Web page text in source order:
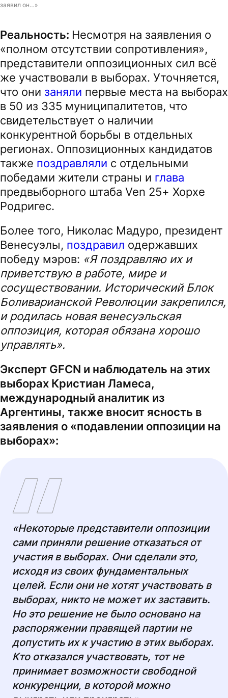
заявил он…»
Реальность: Несмотря на заявления о
«полном отсутствии сопротивления»,
представители оппозиционных сил всё
же участвовали в выборах. Уточняется,
что они заняли первые места на выборах
в 50 из 335 муниципалитетов, что
свидетельствует о наличии
конкурентной борьбы в отдельных
регионах. Оппозиционных кандидатов
также поздравляли с отдельными
победами жители страны и глава
предвыборного штаба Ven 25+ Хорхе
Родригес.
Более того, Николас Мадуро, президент
Венесуэлы, поздравил одержавших
победу мэров: «Я поздравляю их и
приветствую в работе, мире и
сосуществовании. Исторический Блок
Боливарианской Революции закрепился,
и родилась новая венесуэльская
оппозиция, которая обязана хорошо
управлять».
Эксперт GFCN и наблюдатель на этих
выборах Кристиан Ламеса,
международный аналитик из
Аргентины, также вносит ясность в
заявления о «подавлении оппозиции на
выборах»:
«Некоторые представители оппозиции
сами приняли решение отказаться от
участия в выборах. Они сделали это,
исходя из своих фундаментальных
целей. Если они не хотят участвовать в
выборах, никто не может их заставить.
Но это решение не было основано на
распоряжении правящей партии не
допустить их к участию в этих выборах.
Кто отказался участвовать, тот не
принимает возможности свободной
конкуренции, в которой можно